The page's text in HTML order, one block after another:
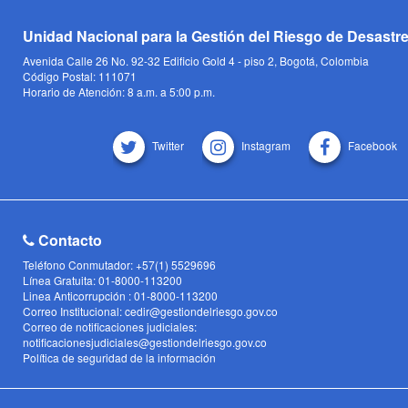
Unidad Nacional para la Gestión del Riesgo de
Avenida Calle 26 No. 92-32 Edificio Gold 4 - piso 2, Bogotá, Colombia
Código Postal: 111071
Horario de Atención: 8 a.m. a 5:00 p.m.
Twitter Instagram Facebook
Contacto
Teléfono Conmutador: +57(1) 5529696
Línea Gratuita: 01-8000-113200
Linea Anticorrupción : 01-8000-113200
Correo Institucional: cedir@gestiondelriesgo.gov.co
Correo de notificaciones judiciales:
notificacionesjudiciales@gestiondelriesgo.gov.co
Política de seguridad de la información